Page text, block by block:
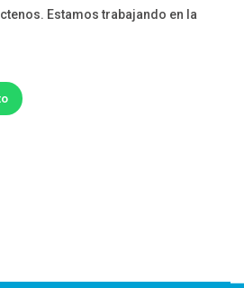
Estamos trabajando en la